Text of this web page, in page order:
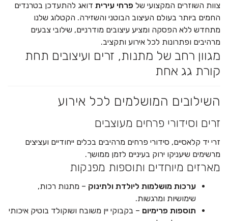
צוות השוזרים המקצועי של פרחי עירית דואג להתעדכן בטרנדים
החמים ביותר בעולם העיצוב הבוטני והשזירה. הקטלוג שלנו
מתחדש ללא הפסקה ומציע עיצובים מודרניים, שילובי צבעים
מרהיבים ופתרונות לכל אירוע ותקציב.
מגוון רחב של מתנות, זרים ועיצובים תחת
קורת גג אחת
השילובים המושלמים לכל אירוע
זרים וסידורי פרחים מעוצבים
זרי יד קלאסיים, סידורי פרחים מרהיבים בכלים ייחודיים ועציצים
מרשימים שיעניקו ירוק בעיניים לזמן ממושך.
מארזים מיוחדים ותוספות מפנקות
ערכות מושלמות ליולדת ולתינוק – מתנות רכות,
שימושיות ומרגשות.
תוספות פרימיום – בקבוקי יין משובח ושוקולד בוטיק איכותי